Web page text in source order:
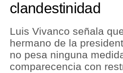
Mercados
Política
Tu Dinero
clandestinidad
Luis Vivanco señala
hermano de la
no pesa ninguna
comparecencia con